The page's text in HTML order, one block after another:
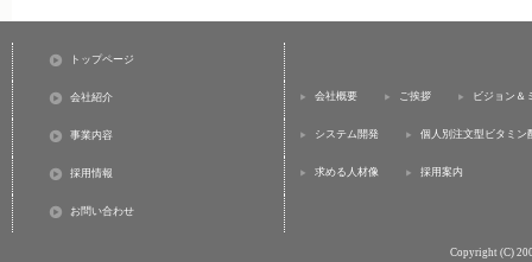
トップページ
会社紹介 会社概要 ご挨拶 ビジョン＆
事業内容 システム開発 個人別注文型ビタミン
採用情報 求める人材像 採用案内
お問い合わせ
Copyright (C)